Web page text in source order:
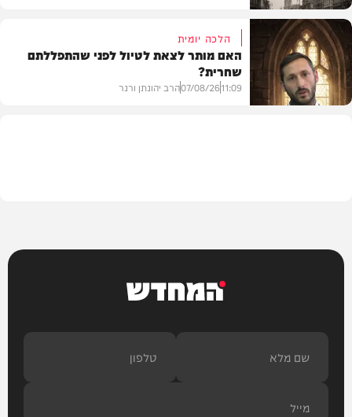
בית המדרש
הלכה יומית
האם מותר לצאת לטיול לפני שהתפללתם
שחרית?
11:09
07/08/26הרב יהונתן ורנר
המחדש